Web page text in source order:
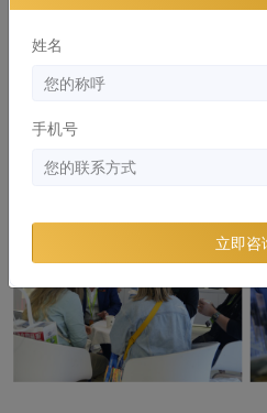
姓名
手机号
立即咨